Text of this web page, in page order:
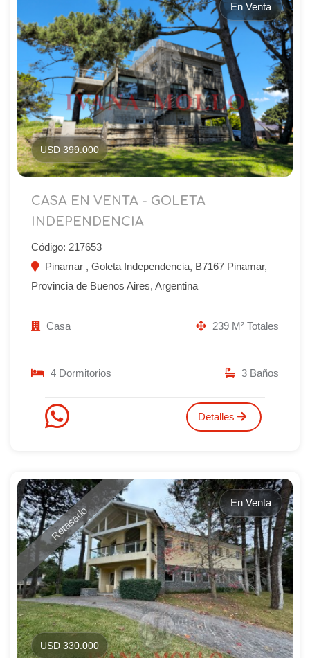
En Venta
USD 399.000
CASA EN VENTA - GOLETA
INDEPENDENCIA
Código: 217653
Pinamar , Goleta Independencia, B7167 Pinamar,
Provincia de Buenos Aires, Argentina
Casa 239 M² Totales
4 Dormitorios 3 Baños
Detalles
Retasado
En Venta
USD 330.000